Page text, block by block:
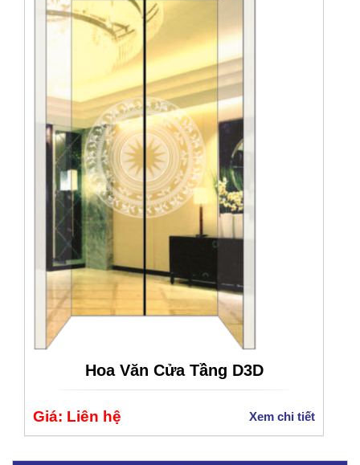
Hoa Văn Cửa Tầng D3D
Giá: Liên hệ Xem chi tiết